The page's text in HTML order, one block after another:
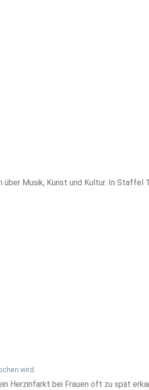
Musik, Kunst und Kultur. In Staffel
wird.
Herzinfarkt bei Frauen oft zu spät